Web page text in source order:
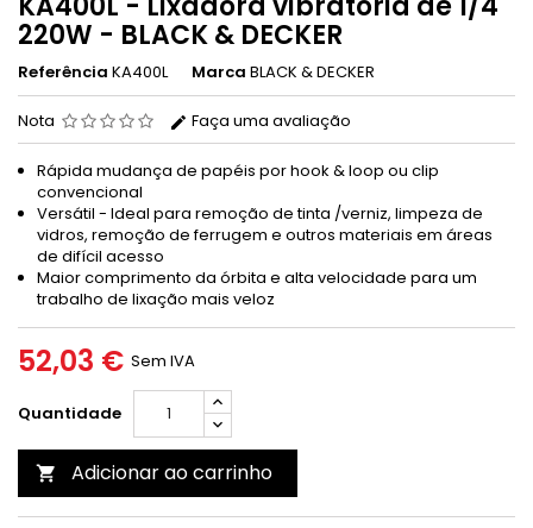
220W - BLACK & DECKER
Referência KA400L Marca BLACK & DECKER
Nota Faça uma avaliação
Rápida mudança de papéis por hook & loop ou clip
convencional
Versátil - Ideal para remoção de tinta /verniz, limpeza de
vidros, remoção de ferrugem e outros materiais em áreas
de difícil acesso
Maior comprimento da órbita e alta velocidade para um
trabalho de lixação mais veloz
52,03 € Sem IVA
Quantidade
 Adicionar ao carrinho